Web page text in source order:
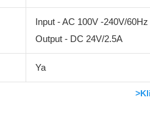
Input - AC 100V -240V/60Hz
Output - DC 24V/2.5A
Ya